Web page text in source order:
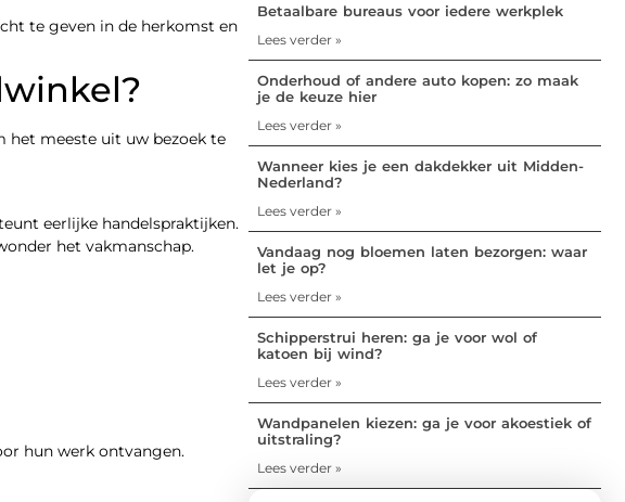
te geven in de herkomst en
het meeste uit uw bezoek te
eerlijke handelspraktijken.
het vakmanschap.
hun werk ontvangen.
Betaalbare bureaus voor iedere werkplek
Lees verder »
Onderhoud of andere auto kopen: zo maak
je de keuze hier
Lees verder »
Wanneer kies je een dakdekker uit Midden-
Nederland?
Lees verder »
Vandaag nog bloemen laten bezorgen: waar
let je op?
Lees verder »
Schipperstrui heren: ga je voor wol of
katoen bij wind?
Lees verder »
Wandpanelen kiezen: ga je voor akoestiek of
uitstraling?
Lees verder »